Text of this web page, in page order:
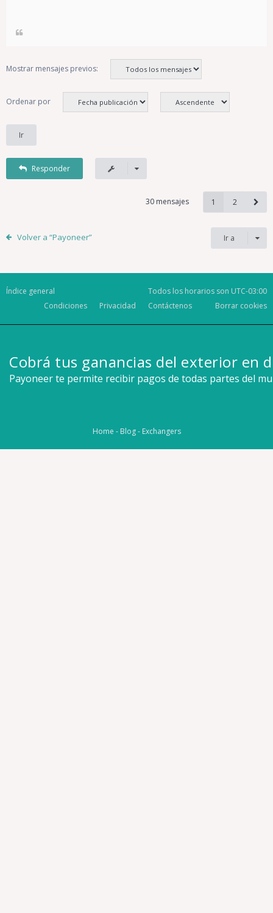
Mostrar mensajes previos:
Ordenar por
Responder
30 mensajes 1 2
Volver a “Payoneer” Ir a
Índice general Todos los horarios son UTC-03:00
Borrar cookies
Contáctenos
Privacidad
Condiciones
Cobrá tus ganancias del exterior en
Payoneer te permite recibir pagos de todas partes del
Home - Blog- Exchangers